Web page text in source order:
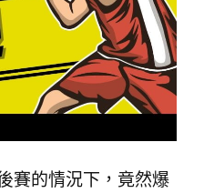
賽的情況下，竟然爆